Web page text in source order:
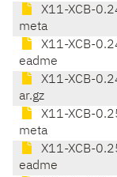
X11-XCB-
meta
X11-XCB-
eadme
X11-XCB-
ar.gz
X11-XCB-
meta
X11-XCB-
eadme